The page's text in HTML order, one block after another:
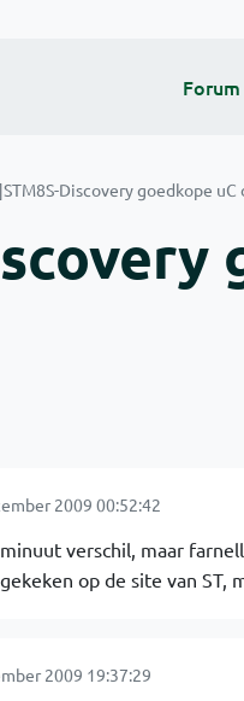
Forum
Discovery goedkope uC
2009 00:52:42
verschil, maar
op de site van
2009 19:37:29